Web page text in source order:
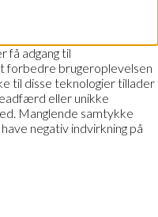
få adgang til
forbedre brugeroplevelsen
til disse teknologier tillader
eller unikke
Manglende samtykke
negativ indvirkning på